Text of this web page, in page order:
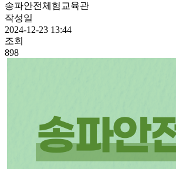
송파안전체험교육관
작성일
2024-12-23 13:44
조회
898